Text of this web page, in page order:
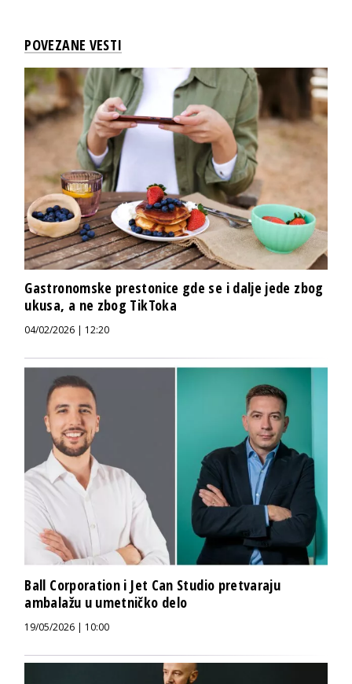
POVEZANE VESTI
Gastronomske prestonice gde se i dalje jede zbog
ukusa, a ne zbog TikToka
04/02/2026 | 12:20
Ball Corporation i Jet Can Studio pretvaraju
ambalažu u umetničko delo
19/05/2026 | 10:00